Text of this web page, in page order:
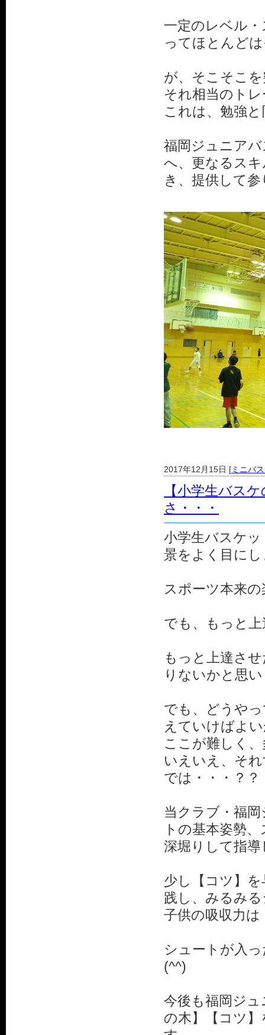
一定のレベル
ってほとんど
が、そこそこ
それ相当のト
これは、勉強
福岡ジュニア
へ、更なるス
き、提供して
2017年12月15日 [ミニバ
【小学生バス
さ・・・
小学生バスケ
景をよく目に
スポーツ本来
でも、もっと
もっと上達さ
りないかと思
でも、どうや
えていけばよ
ここが難しく
いえいえ、そ
では・・・？？
当クラブ・福
トの基本姿勢
深堀りして指
少し【コツ】
践し、みるみ
子供の吸収力は
シュートが入
(^^)
今後も福岡ジ
の木】【コツ